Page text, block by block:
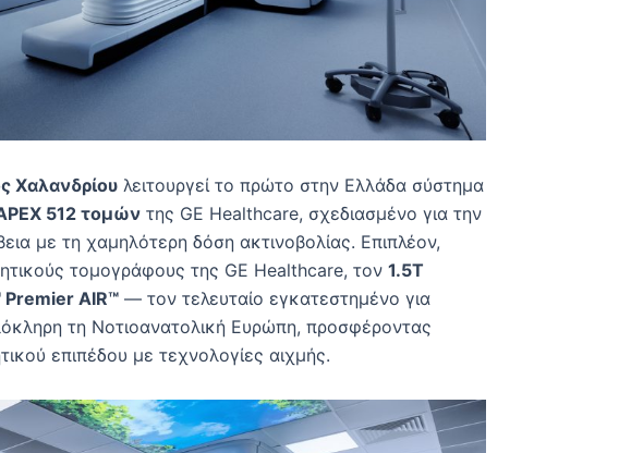
Χαλανδρίουλειτουργεί το πρώτο στην Ελλάδα σύστημα
512 τομώντης GE Healthcare, σχεδιασμένο για την
με τη χαμηλότερη δόση ακτινοβολίας. Επιπλέον,
τομογράφους της GE Healthcare, τον 1.5Τ
Premier AIR™— τον τελευταίο εγκατεστημένο για
τη Νοτιοανατολική Ευρώπη, προσφέροντας
επιπέδου με τεχνολογίες αιχμής.